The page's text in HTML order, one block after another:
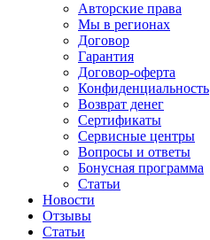
Авторские права
Мы в регионах
Договор
Гарантия
Договор-оферта
Конфиденциальность
Возврат денег
Сертификаты
Сервисные центры
Вопросы и ответы
Бонусная программа
Статьи
Новости
Отзывы
Статьи